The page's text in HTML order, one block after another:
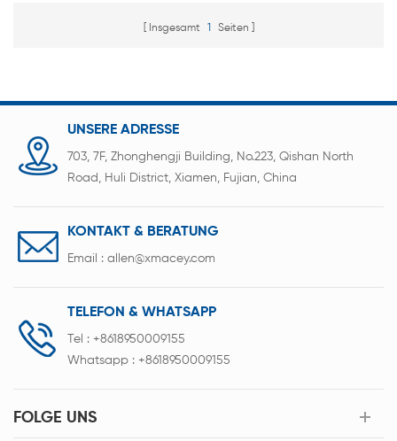
Größen 32140 und 33140
Insgesamt 1 Seiten
UNSERE ADRESSE
703, 7F, Zhonghengji Building, No.223, Qishan North
Road, Huli District, Xiamen, Fujian, China
KONTAKT & BERATUNG
Email : allen@xmacey.com
TELEFON & WHATSAPP
Tel : +8618950009155
Whatsapp : +8618950009155
FOLGE UNS